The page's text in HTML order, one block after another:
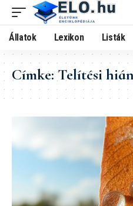
Állatok Lexikon Listák
Címke:Telítési